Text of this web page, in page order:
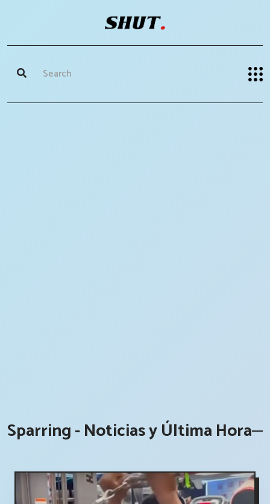
Sparring - Noticias y Última Hora